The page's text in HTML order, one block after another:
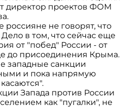
директор проектов ФОМ
не говорят, что
Дело в том, что сейчас еще
от "побед" России - от
до присоединения Крыма.
западные санкции
и пока напрямую
Запада против России
как "пугалки", не